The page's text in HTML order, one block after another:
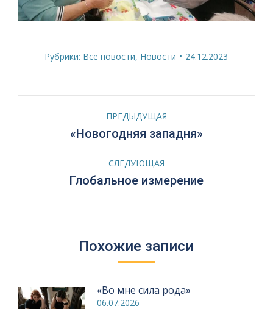
Рубрики: Все новости, Новости 24.12.2023
НавигацияПРЕДЫДУЩАЯ
Предыдущая
«Новогодняя западня»
СЛЕДУЮЩАЯ
Следующая
запись:
Глобальное измерение
Похожие записи
«Во мне сила рода»
06.07.2026